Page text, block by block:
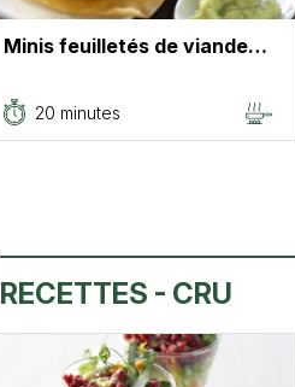
Minis feuilletés de viande…
20 minutes
RECETTES - CRU